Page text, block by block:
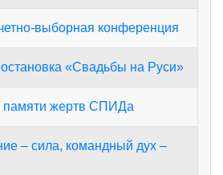
выборная конференция
«Свадьбы на Руси»
памяти жертв СПИДа
– сила, командный дух –